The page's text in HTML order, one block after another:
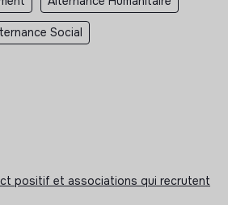
Social
positif et associations qui recrutent